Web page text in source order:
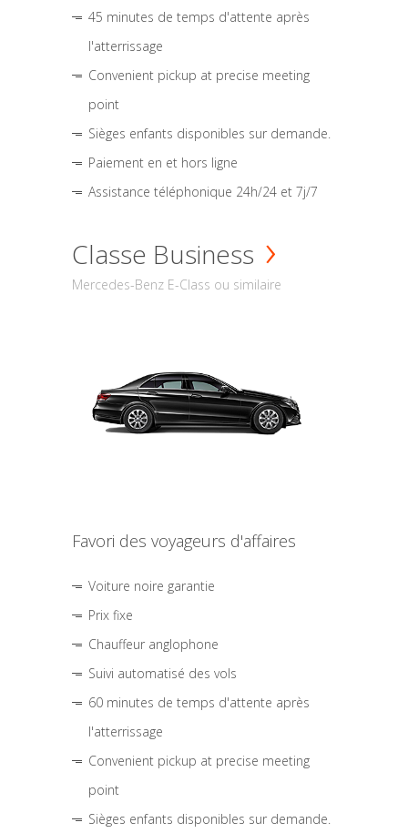
45 minutes de temps d'attente après
l'atterrissage
Convenient pickup at precise meeting
point
Sièges enfants disponibles sur demande.
Paiement en et hors ligne
Assistance téléphonique 24h/24 et 7j/7
Classe Business
Mercedes-Benz E-Class ou similaire
Favori des voyageurs d'affaires
Voiture noire garantie
Prix fixe
Chauffeur anglophone
Suivi automatisé des vols
60 minutes de temps d'attente après
l'atterrissage
Convenient pickup at precise meeting
point
Sièges enfants disponibles sur demande.